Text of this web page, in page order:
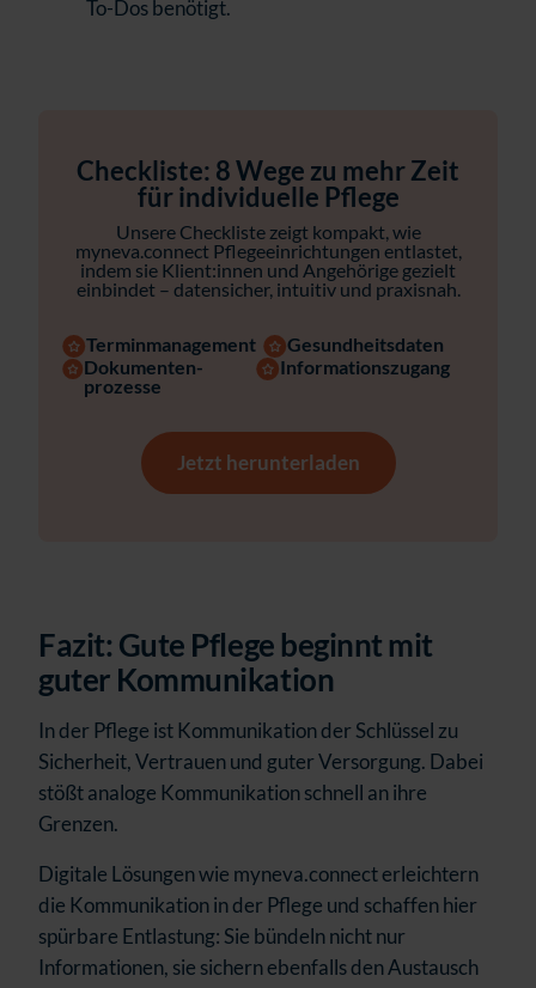
To-Dos benötigt.
Checkliste: 8 Wege zu mehr Zeit
für individuelle Pflege
Unsere Checkliste zeigt kompakt, wie
myneva.connect Pflegeeinrichtungen entlastet,
indem sie Klient:innen und Angehörige gezielt
einbindet – datensicher, intuitiv und praxisnah.
Termin­management
Gesundheits­daten
Dokumenten­
prozesse
Informations­zugang
Jetzt herunterladen
Fazit: Gute Pflege beginnt mit
guter Kommunikation
In der Pflege ist Kommunikation der Schlüssel zu
Sicherheit, Vertrauen und guter Versorgung. Dabei
stößt analoge Kommunikation schnell an ihre
Grenzen.
Digitale Lösungen wie myneva.connect erleichtern
die Kommunikation in der Pflege und schaffen hier
spürbare Entlastung: Sie bündeln nicht nur
Informationen, sie sichern ebenfalls den Austausch